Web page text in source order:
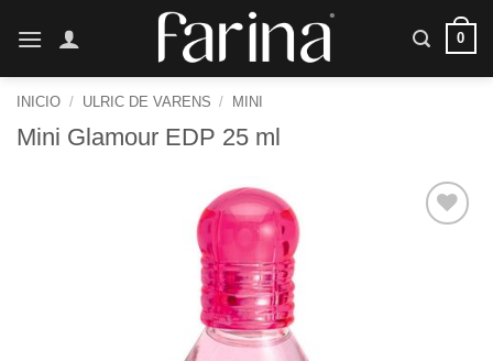
0
INICIO / ULRIC DE VARENS / MINI
Mini Glamour EDP 25 ml